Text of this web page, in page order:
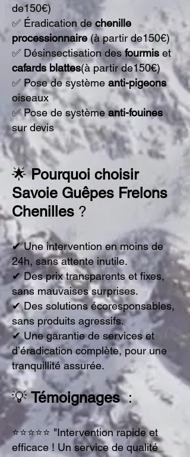
de150€)
✅ Éradication de chenille
processionnaire(à partir de150€)
✅ Désinsectisation desfourmis et
cafards blattes(à partir de150€)
✅ Pose de système anti-pigeons
oiseaux
✅ Pose de systèmeanti-fouines
sur devis
🌟Pourquoi choisir
Savoie Guêpes Frelons
Chenilles ?
✔ Une intervention en moins de
24h, sans attente inutile.
✔ Desprix transparents et fixes,
sans mauvaises surprises.
✔ Des solutions écoresponsables,
sans produits agressifs.
✔ Une garantie de serviceset
d’éradication complète, pour une
tranquillité assurée.
💡Témoignages :
⭐⭐⭐⭐⭐ "Intervention rapide et
efficace ! Un service de qualité